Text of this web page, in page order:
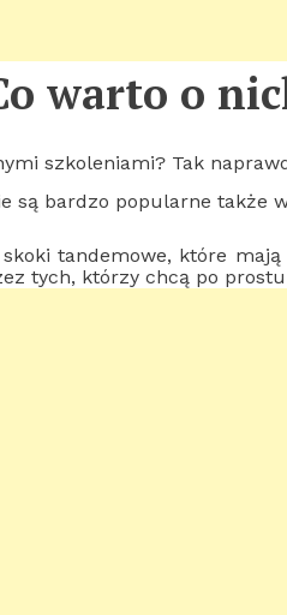
warto o
szkoleniami? Tak
są bardzo popularne także
tandemowe, które
tych, którzy chcą po